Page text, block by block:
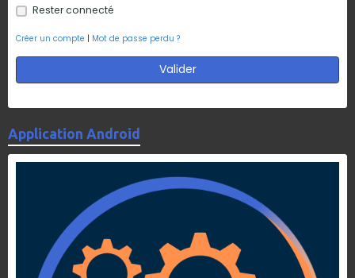
Rester connecté
Créer un compte | Mot de passe perdu ?
Valider
Application Android